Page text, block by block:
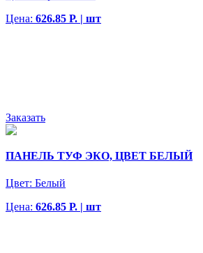
Цена: 626.85 Р. | шт
Заказать
ПАНЕЛЬ ТУФ ЭКО, ЦВЕТ БЕЛЫЙ
Цвет: Белый
Цена: 626.85 Р. | шт